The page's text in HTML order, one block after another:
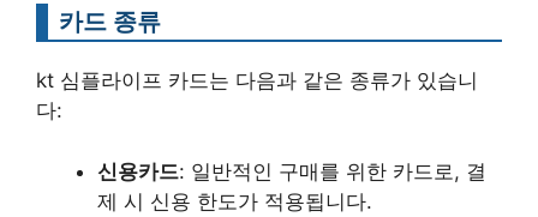
카드 종류
kt 심플라이프 카드는 다음과 같은 종류가 있습니
다:
신용카드: 일반적인 구매를 위한 카드로, 결
제 시 신용 한도가 적용됩니다.